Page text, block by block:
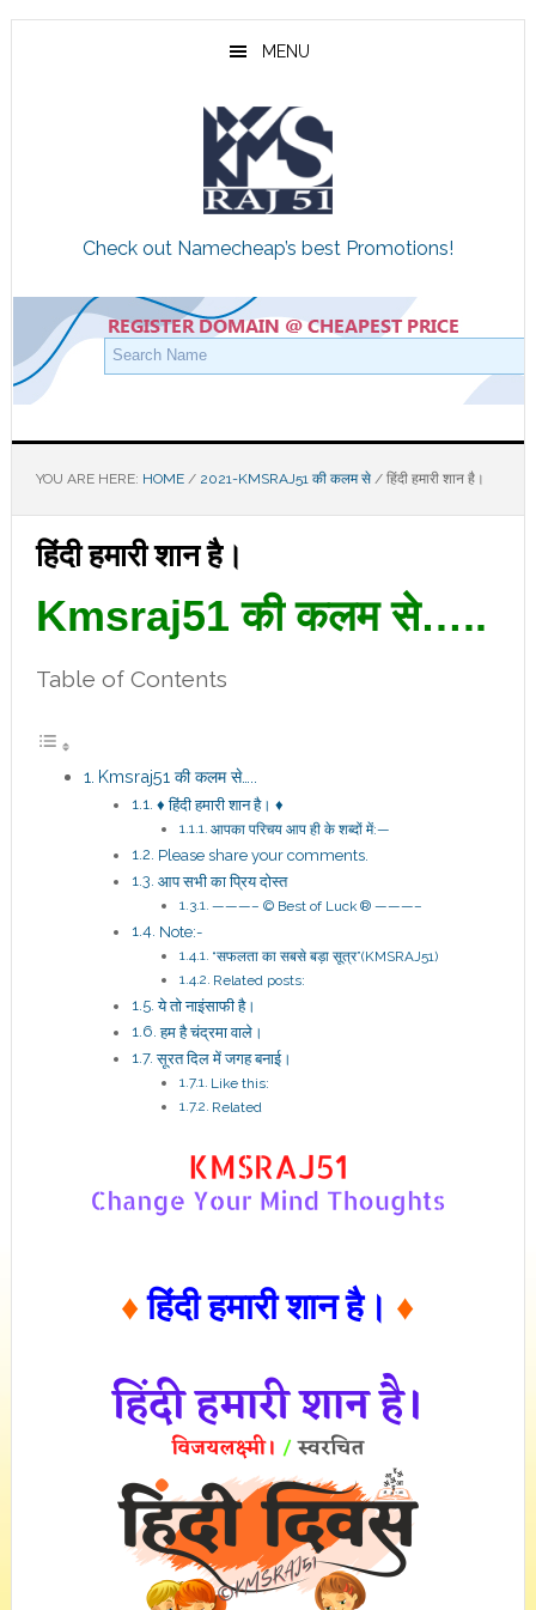
Skip
Skip
Skip
MENU
Check out Namecheap’s best Promotions!
YOU ARE HERE: HOME / 2021-KMSRAJ51 की कलम से /हिंदी हमारी शान है।
हिंदी हमारी शान है।
Kmsraj51 की कलम से…..
Table of Contents
Kmsraj51 की कलम से…..
♦ हिंदी हमारी शान है। ♦
आपका परिचय आप ही के शब्दों में:—
Please share your comments.
आप सभी का प्रिय दोस्त
———– © Best of Luck ® ———–
Note:-
“सफलता का सबसे बड़ा सूत्र”(KMSRAJ51)
Related posts:
ये तो नाइंसाफी है।
हम है चंद्रमा वाले।
सूरत दिल में जगह बनाई।
Like this:
Related
♦हिंदी हमारी शान है। ♦